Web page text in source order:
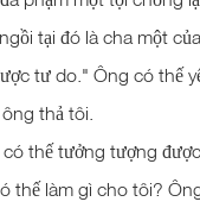
tại đó là cha một
tư do." Ông có thế
thả tôi.
thế tưởng tượng
thế làm gì cho tôi?